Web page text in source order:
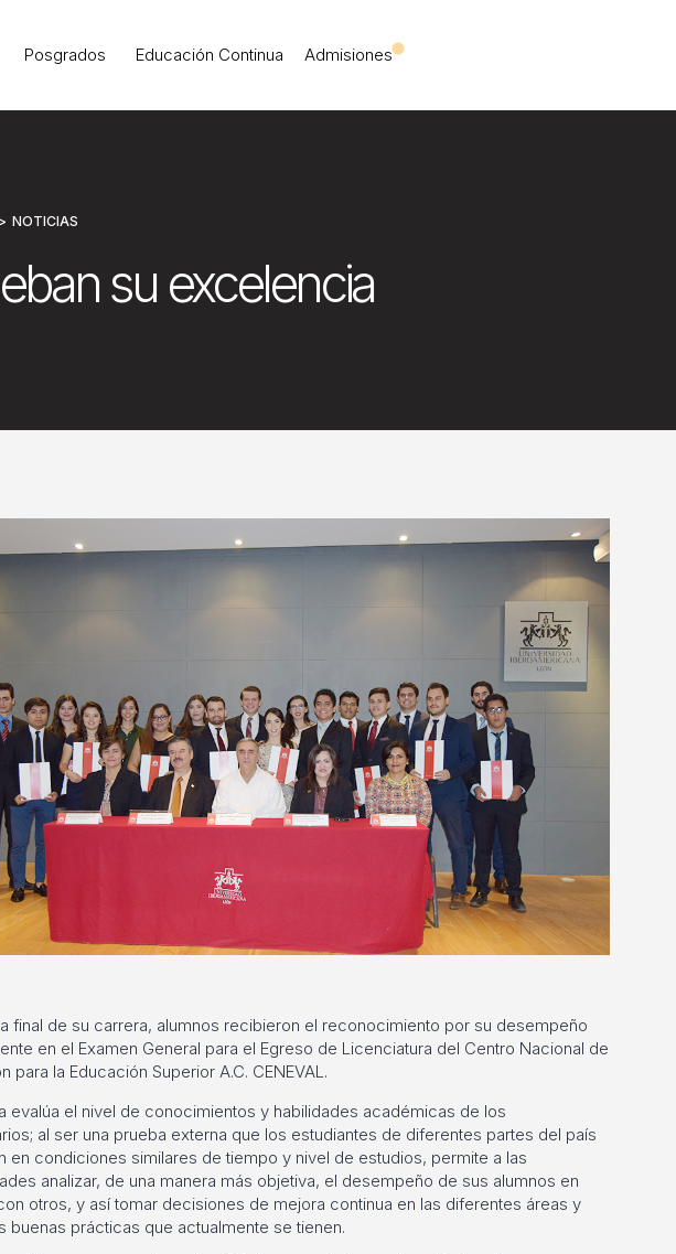
Iberoamericana León
Posgrados Educación Continua Admisiones
NOTICIAS
su excelencia
final de su carrera, alumnos recibieron el reconocimiento por su desempeño
en el Examen General para el Egreso de Licenciatura del Centro Nacional de
para la Educación Superior A.C. CENEVAL.
evalúa el nivel de conocimientos y habilidades académicas de los
al ser una prueba externa que los estudiantes de diferentes partes del país
en condiciones similares de tiempo y nivel de estudios, permite a las
analizar, de una manera más objetiva, el desempeño de sus alumnos en
otros, y así tomar decisiones de mejora continua en las diferentes áreas y
buenas prácticas que actualmente se tienen.